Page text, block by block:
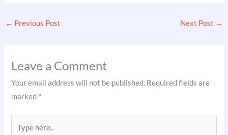
← Previous Post Next Post →
Leave a Comment
Your email address will not be published. Required fields are
marked *